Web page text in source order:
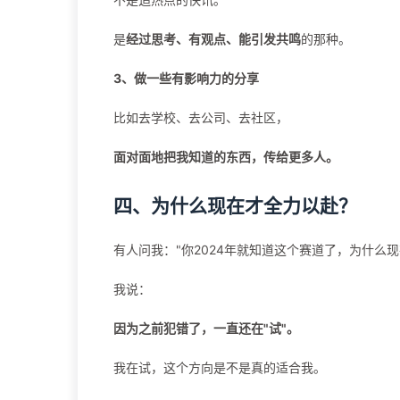
是经过思考、有观点、能引发共鸣的那种。
3、做一些有影响力的分享
比如去学校、去公司、去社区，
面对面地把我知道的东西，传给更多人。
四、为什么现在才全力以赴？
有人问我："你2024年就知道这个赛道了，为什么
我说：
因为之前犯错了，一直还在"试"。
我在试，这个方向是不是真的适合我。